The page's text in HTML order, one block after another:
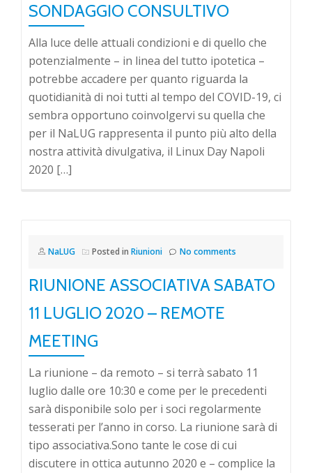
SONDAGGIO CONSULTIVO
Alla luce delle attuali condizioni e di quello che
potenzialmente – in linea del tutto ipotetica –
potrebbe accadere per quanto riguarda la
quotidianità di noi tutti al tempo del COVID-19, ci
sembra opportuno coinvolgervi su quella che
per il NaLUG rappresenta il punto più alto della
nostra attività divulgativa, il Linux Day Napoli
2020 […]
NaLUG Posted in Riunioni No comments
RIUNIONE ASSOCIATIVA SABATO
11 LUGLIO 2020 – REMOTE
MEETING
La riunione – da remoto – si terrà sabato 11
luglio dalle ore 10:30 e come per le precedenti
sarà disponibile solo per i soci regolarmente
tesserati per l’anno in corso. La riunione sarà di
tipo associativa.Sono tante le cose di cui
discutere in ottica autunno 2020 e – complice la